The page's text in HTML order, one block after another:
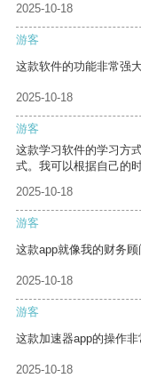
2025-10-18
游客
这款软件的功能非常强
2025-10-18
游客
这款学习软件的学习方
式。我可以根据自己的
2025-10-18
游客
这款app就像我的财务顾
2025-10-18
游客
这款加速器app的操作
2025-10-18